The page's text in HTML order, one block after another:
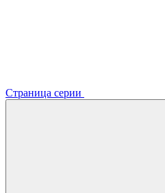
Страница серии